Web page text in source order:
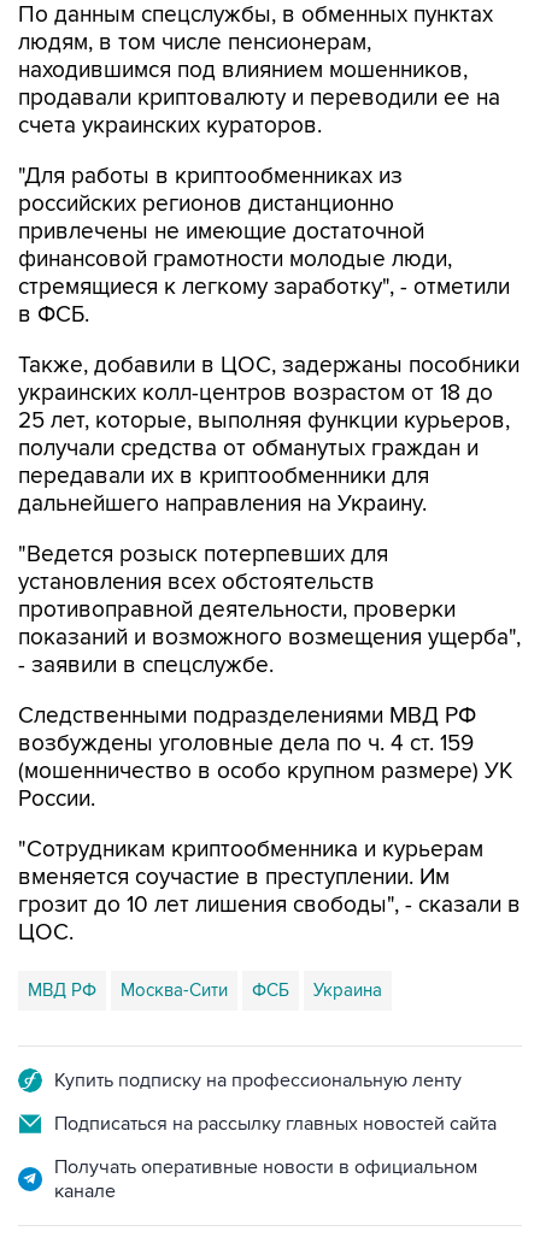
По данным спецслужбы, в обменных пунктах
людям, в том числе пенсионерам,
находившимся под влиянием мошенников,
продавали криптовалюту и переводили ее на
счета украинских кураторов.
"Для работы в криптообменниках из
российских регионов дистанционно
привлечены не имеющие достаточной
финансовой грамотности молодые люди,
стремящиеся к легкому заработку", - отметили
в ФСБ.
Также, добавили в ЦОС, задержаны пособники
украинских колл-центров возрастом от 18 до
25 лет, которые, выполняя функции курьеров,
получали средства от обманутых граждан и
передавали их в криптообменники для
дальнейшего направления на Украину.
"Ведется розыск потерпевших для
установления всех обстоятельств
противоправной деятельности, проверки
показаний и возможного возмещения ущерба",
- заявили в спецслужбе.
Следственными подразделениями МВД РФ
возбуждены уголовные дела по ч. 4 ст. 159
(мошенничество в особо крупном размере) УК
России.
"Сотрудникам криптообменника и курьерам
вменяется соучастие в преступлении. Им
грозит до 10 лет лишения свободы", - сказали в
ЦОС.
МВД РФ Москва-Сити ФСБ Украина
Купить подписку на профессиональную ленту
Подписаться на рассылку главных новостей сайта
Получать оперативные новости в официальном
канале